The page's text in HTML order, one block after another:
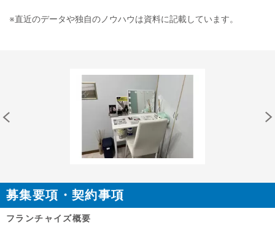
※直近のデータや独自のノウハウは資料に記載しています。
募集要項・契約事項
フランチャイズ概要